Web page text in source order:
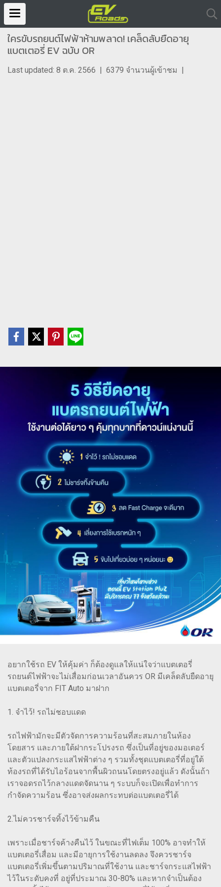
ใครขับรถยนต์ไฟฟ้าห้ามพลาด! เคล็ดลับยืดอายุ
แบตเตอรี่ EV ฉบับ OR
Last updated: 8 ต.ค. 2566 | 6379 จำนวนผู้เข้าชม |
อยากใช้รถ EV ให้คุ้มค่า ก็ต้องดูแลให้แน่ใจว่าแบตเตอรี่
รถยนต์ไฟฟ้าจะไม่เสื่อมก่อนเวลาอันควร OR มีเคล็ดลับยืดอายุ
แบตเตอรี่จาก FIT Auto มาฝาก
1. จำไว้! รถไม่ชอบแดด
รถไฟฟ้ามักจะมีตัวจัดการความร้อนที่สะสมภายในห้อง
โดยสาร และภายใต้ฝากระโปรงรถ ซึ่งเป็นที่อยู่ของมอเตอร์
และตัวแปลงกระแสไฟฟ้าต่าง ๆ รวมทั้งชุดแบตเตอรี่ที่อยู่ใต้
ท้องรถที่ได้รับไอร้อนจากพื้นผิวถนนโดยตรงอยู่แล้ว ดังนั้นถ้า
เราจอดรถไว้กลางแดดจัดนาน ๆ ระบบก็จะเปิดเพื่อทำการ
กำจัดความร้อน ซึ่งอาจส่งผลกระทบต่อแบตเตอรี่ได้
2.ไม่ควรชาร์จทิ้งไว้ข้ามคืน
เพราะเมื่อชาร์จค้างคืนไว้ ในขณะที่ไฟเต็ม 100% อาจทำให้
แบตเตอรี่เสื่อม และมีอายุการใช้งานลดลง จึงควรชาร์จ
แบตเตอรี่เพิ่มขึ้นตามปริมาณที่ใช้งาน และชาร์จกระแสไฟฟ้า
ไว้ในระดับคงที่ อยู่ที่ประมาณ 30-80% และหากจำเป็นต้อง